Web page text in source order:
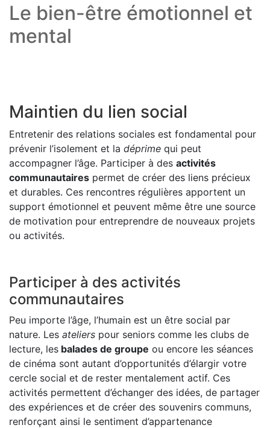
Le bien-être émotionnel et
mental
Maintien du lien social
Entretenir des relations sociales est fondamental pour
prévenir l’isolement et la déprime qui peut
accompagner l’âge. Participer à des activités
communautaires permet de créer des liens précieux
et durables. Ces rencontres régulières apportent un
support émotionnel et peuvent même être une source
de motivation pour entreprendre de nouveaux projets
ou activités.
Participer à des activités
communautaires
Peu importe l’âge, l’humain est un être social par
nature. Les ateliers pour seniors comme les clubs de
lecture, les balades de groupe ou encore les séances
de cinéma sont autant d’opportunités d’élargir votre
cercle social et de rester mentalement actif. Ces
activités permettent d’échanger des idées, de partager
des expériences et de créer des souvenirs communs,
renforçant ainsi le sentiment d’appartenance